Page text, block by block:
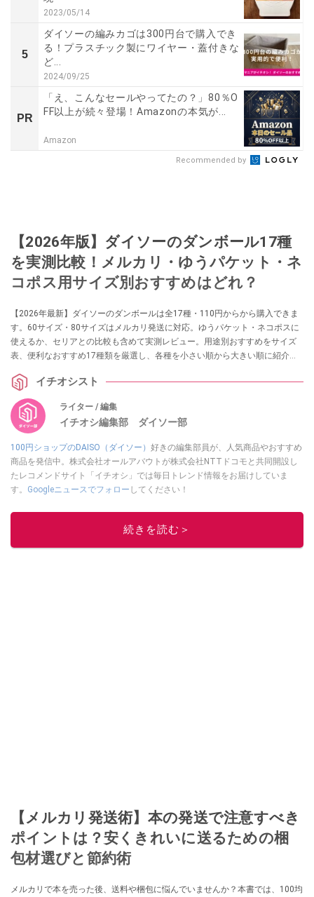
2023/05/14
5
ダイソーの編みカゴは300円台で購入でき
る！プラスチック製にワイヤー・蓋付きな
ど...
2024/09/25
PR
「え、こんなセールやってたの？」80％O
FF以上が続々登場！Amazonの本気が...
Amazon
Recommended by
【2026年版】ダイソーのダンボール17種
を実測比較！メルカリ・ゆうパケット・ネ
コポス用サイズ別おすすめはどれ？
【2026年最新】ダイソーのダンボールは全17種・110円からから購入できま
す。60サイズ・80サイズはメルカリ発送に対応。ゆうパケット・ネコポスに
使えるか、セリアとの比較も含めて実測レビュー。用途別おすすめをサイズ
表、便利なおすすめ17種類を厳選し、各種を小さい順から大きい順に紹介。
イチオシスト
ライター / 編集
イチオシ編集部 ダイソー部
100円ショップのDAISO（ダイソー） 好きの編集部員が、人気商品やおすすめ
商品を発信中。株式会社オールアバウトが株式会社NTTドコモと共同開設し
たレコメンドサイト「イチオシ」では毎日トレンド情報をお届けしていま
す。 Googleニュースでフォロー してください！
このイチオシストの他の記事を読む
続きを読む＞
【メルカリ発送術】本の発送で注意すべき
ポイントは？安くきれいに送るための梱
包材選びと節約術
メルカリで本を売った後、送料や梱包に悩んでいませんか？本書では、100均